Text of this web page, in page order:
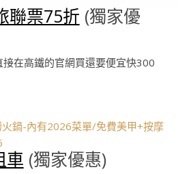
聯票75折 (獨家優
在高鐵的官網買還要便宜快300
車 (獨家優惠)